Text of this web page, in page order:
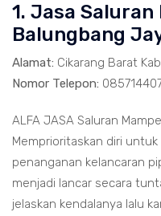
1. Jasa Saluran
Balungbang
Alamat: Cikarang Barat
Nomor Telepon:
ALFA JASA Saluran
Memprioritaskan diri
penanganan kelancaran
menjadi lancar secara
jelaskan kendalanya lalu